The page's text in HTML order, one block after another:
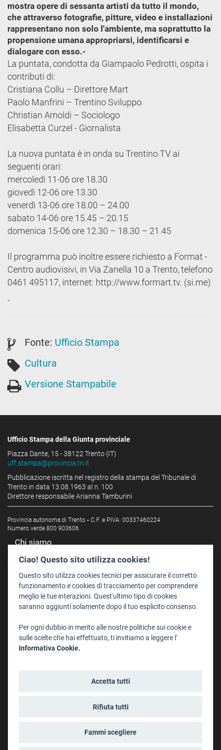
mostra opere di sessanta artisti da tutto il mondo,
che attraverso fotografie, pitture, video e installazioni
rappresentano non solo l'ambiente, ma soprattutto la
propensione umana appropriarsi, identificarsi e
dialogare con esso.-
La puntata, condotta da Giampaolo Pedrotti, ospita i
contributi di:
Cristiana Collu – Direttore Mart
Paolo Manfrini – Trentino Sviluppo
Christian Arnoldi – Sociologo
Elisabetta Curzel - Giornalista
La nuova puntata è in onda su Trentino TV ai
seguenti orari:
mercoledì 11-06 ore 18.30
giovedì 12-06 ore 13.30
venerdì 13-06 ore 18.00 – 24.00
sabato 14-06 ore 15.45 – 20.15
domenica 15-06 ore 12.30 – 18.30 – 21.45
Il programma può inoltre essere richiesto a Format -
Centro audiovisivi, in Via Zanella 10 a Trento, telefono
0461 495117, internet: http://www.formart.tv. (si.me)
-
Fonte: Ufficio Stampa
Cultura
Versione Stampabile
Ufficio Stampa della Giunta provinciale
Piazza Dante, 15 - 38122 Trento (IT)
uff.stampa@provincia.tn.it
Pubblicazione iscritta nel registro della stampa del Tribunale di
Trento in data 13.08.1963 al n. 100
Direttore responsabile Arianna Tamburini
Provincia autonoma di Trento - C.F. e P.IVA: 00337460224
Numero verde 800 903606
Chi siamo
Redazione
Staff
Format - Centro Audiovisivi
Trentino Film Commission
Dove Siamo
Struttura di riferimento
Ciao! Questo sito utilizza cookies!
Questo sito utilzza cookies tecnici per assicurare il corretto
funzionamento e cookies di tracciamento per comprendere
meglio le tue interazioni. Quest'ultimo tipo di cookies
saranno aggiunti solamente dopo il tuo esplicito consenso.
Per ogni dubbio in merito alle nostre politiche sui cookie e
sulle scelte che hai effettuato, ti invitiamo a leggere l'
Informativa Cookie.
Accetta tutti
Rifiuta tutti
Fammi scegliere